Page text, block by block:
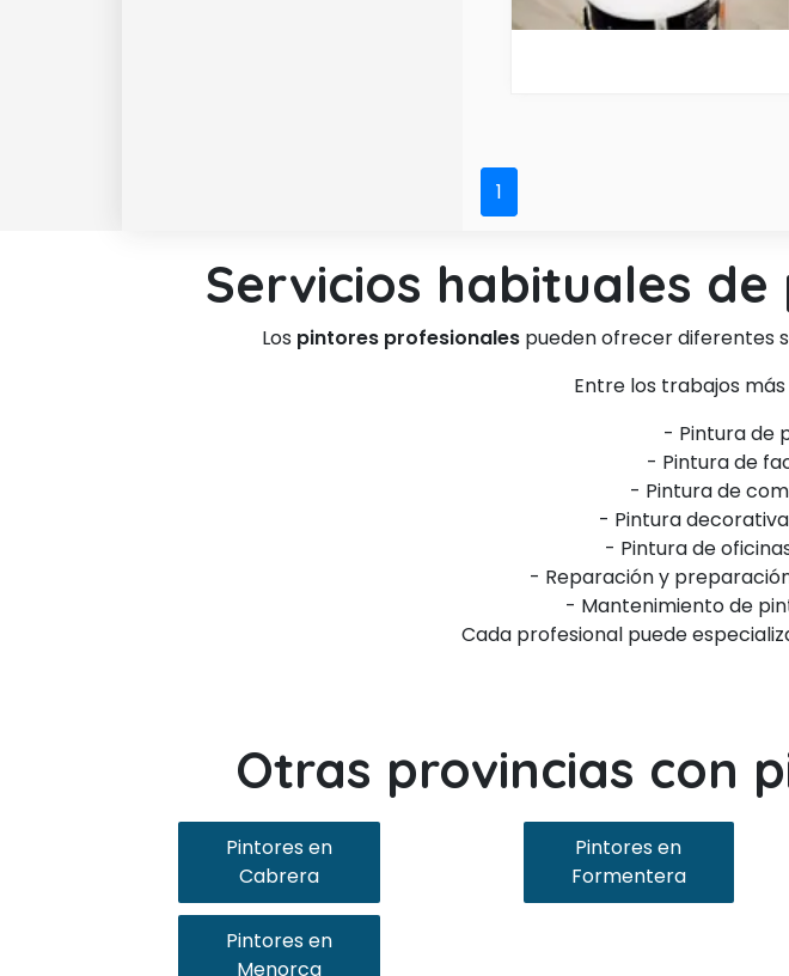
1
Servicios habituales de
Los pintores profesionales pueden ofrecer diferentes
Entre los trabajos
- Pintura de
- Pintura de
- Pintura de
- Pintura
- Pintura de
- Reparación y
- Mantenimiento de
Cada profesional puede
Otras provincias con
Pintores en
Cabrera
Pintores en
Formentera
Pintores en
Menorca